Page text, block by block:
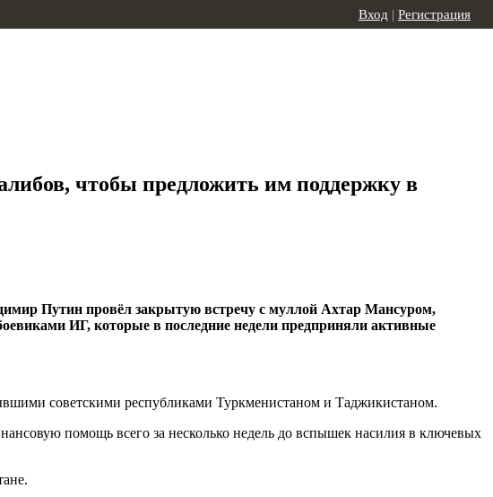
Вход | Регистрация
чтобы предложить им поддержку в
Путин провёл закрытую встречу с муллой Ахтар Мансуром,
ИГ, которые в последние недели предприняли активные
советскими республиками Туркменистаном и Таджикистаном.
помощь всего за несколько недель до вспышек насилия в ключевых